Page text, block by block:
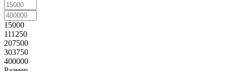
15000
111250
207500
303750
400000